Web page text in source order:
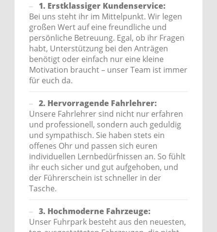
1. Erstklassiger Kundenservice:
Bei uns steht ihr im Mittelpunkt. Wir legen
großen Wert auf eine freundliche und
persönliche Betreuung. Egal, ob ihr Fragen
habt, Unterstützung bei den Anträgen
benötigt oder einfach nur eine kleine
Motivation braucht – unser Team ist immer
für euch da.
2. Hervorragende Fahrlehrer:
Unsere Fahrlehrer sind nicht nur erfahren
und professionell, sondern auch geduldig
und sympathisch. Sie haben stets ein
offenes Ohr und passen sich euren
individuellen Lernbedürfnissen an. So fühlt
ihr euch sicher und gut aufgehoben, und
der Führerschein ist schneller in der
Tasche.
3. Hochmoderne Fahrzeuge:
Unser Fuhrpark besteht aus den neuesten,